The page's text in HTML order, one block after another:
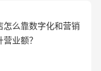
怎么靠数字化和营销
业额？